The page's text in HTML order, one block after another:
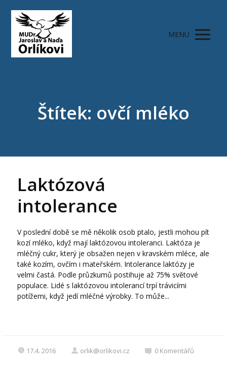
MENU
Štítek: ovčí mléko
Laktózová
intolerance
V poslední době se mě několik osob ptalo, jestli mohou pít
kozí mléko, když mají laktózovou intoleranci. Laktóza je
mléčný cukr, který je obsažen nejen v kravském mléce, ale
také kozím, ovčím i mateřském. Intolerance laktózy je
velmi častá. Podle průzkumů postihuje až 75% světové
populace. Lidé s laktózovou intolerancí trpí trávicími
potížemi, když jedí mléčné výrobky. To může...
17.4. 2016 orlik@orlikovi.cz 0 Komentářů